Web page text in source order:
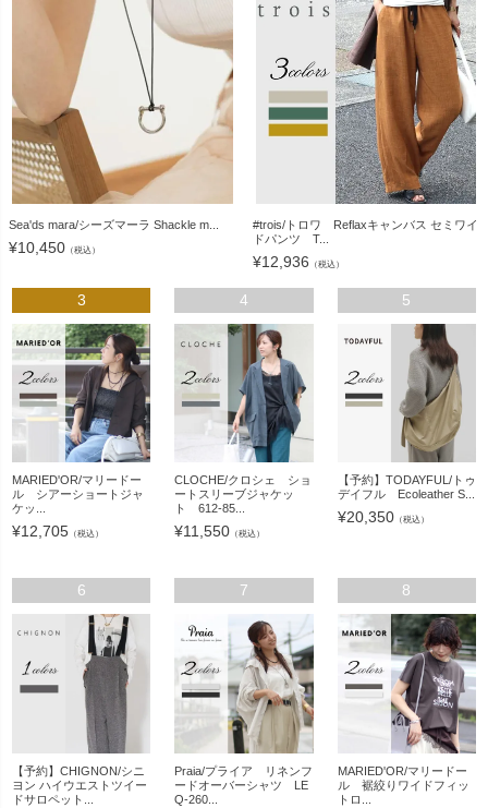
Sea'ds mara/シーズマーラ Shackle m...
¥10,450 （税込）
#trois/トロワ Reflaxキャンバス セミワイ
ドパンツ T...
¥12,936 （税込）
3
MARIED'OR/マリードー
ル シアーショートジャ
ケッ...
¥12,705 （税込）
4
CLOCHE/クロシェ ショ
ートスリーブジャケッ
ト 612-85...
¥11,550 （税込）
5
【予約】TODAYFUL/トゥ
デイフル Ecoleather S...
¥20,350（税込）
6
【予約】CHIGNON/シニ
ヨン ハイウエストツイー
ドサロペット...
7
Praia/プライア リネンフ
ードオーバーシャツ LE
Q-260...
8
MARIED'OR/マリードー
ル 裾絞りワイドフィッ
トロ...